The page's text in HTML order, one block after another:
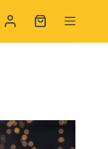
Shopping